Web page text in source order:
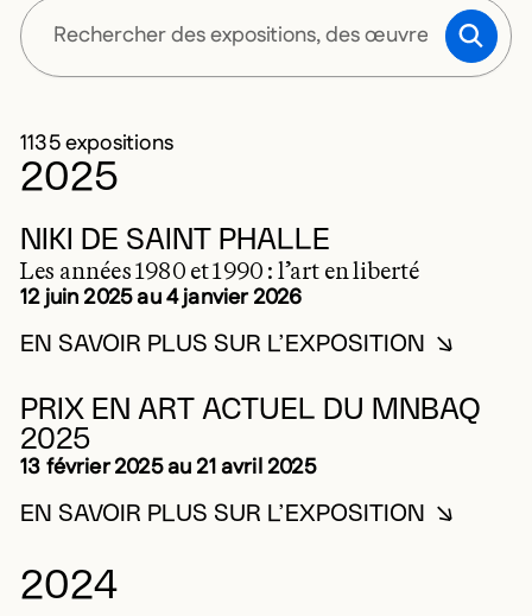
1135 expositions
2025
NIKI DE SAINT PHALLE
Les années 1980 et 1990 : l’art en liberté
12 juin 2025 au 4 janvier 2026
EN SAVOIR PLUS SUR L’EXPOSITION
EN SAVOIR PLUS SUR
2025
PRIX EN ART ACTUEL DU MNBAQ
2025
13 février 2025 au 21 avril 2025
EN SAVOIR PLUS SUR L’EXPOSITION
EN SAVOIR PLUS SUR
2024